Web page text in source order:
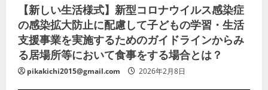
【新しい生活様式】新型コロナウイルス感染症
の感染拡大防止に配慮して子どもの学習・生活
支援事業を実施するためのガイドラインからみ
る居場所等において食事をする場合とは？
pikakichi2015@gmail.com 2026年2月8日